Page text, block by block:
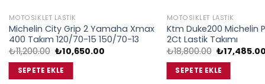
MOTOSIKLET LASTIK
Michelin City Grip 2 Yamaha Xmax
400 Takım 120/70-15 150/70-13
₺11,200.00 Orijinal
fiyat:
₺11,200.00.
₺10,650.00
SEPETE EKLE
MOTOSIKLET LASTIK
Ktm Duke200 Michelin
2Ct Lastik Takımı
₺18,800.00 Orijinal
fiyat:
₺18,800.00.
₺17,485.00
SEPETE EKLE